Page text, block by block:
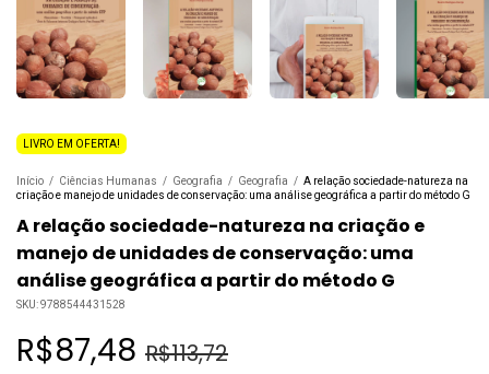
LIVRO EM OFERTA!
Início / Ciências Humanas / Geografia / Geografia / A relação sociedade-natureza na
criação e manejo de unidades de conservação: uma análise geográfica a partir do método G
A relação sociedade-natureza na criação e
manejo de unidades de conservação: uma
análise geográfica a partir do método G
SKU:9788544431528
R$87,48 R$113,72